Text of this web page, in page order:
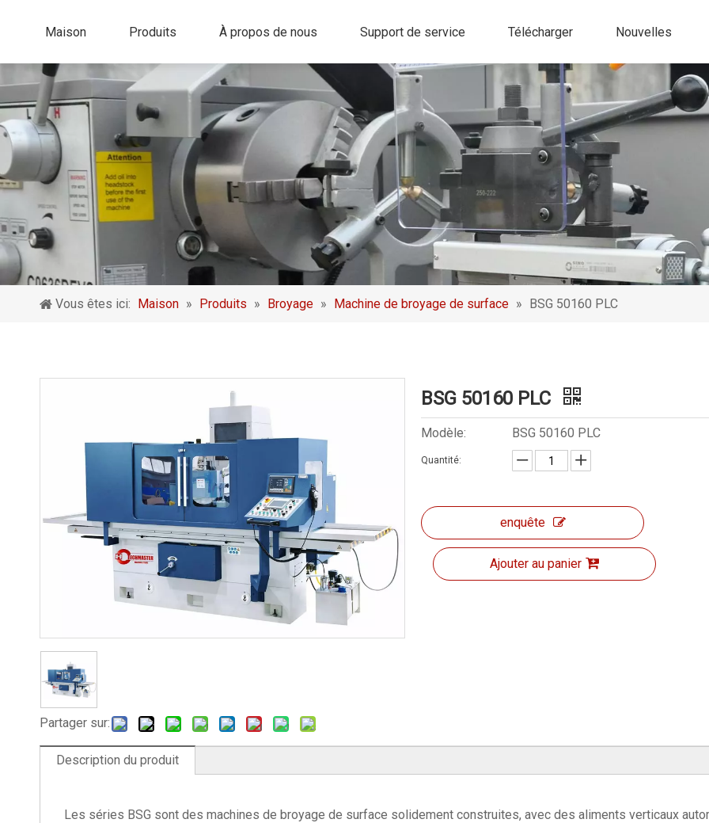
Maison Produits À propos de nous Support de service Télécharger Nouvelles
Vous êtes ici: Maison » Produits » Broyage » Machine de broyage de surface » BSG 50160 PLC
Partager sur:
BSG 50160 PLC
Modèle: BSG 50160 PLC
Quantité:
enquête
Ajouter au panier
Description du produit
Les séries BSG sont des machines de broyage de surface solidement construites, avec des aliments verticaux